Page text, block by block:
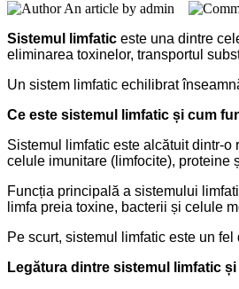
An article by admin
Sistemul limfatic este una dintre
eliminarea toxinelor, transportul
Un sistem limfatic echilibrat
Ce este sistemul limfatic și cum
Sistemul limfatic este alcătuit dintr-
celule imunitare (limfocite), proteine
Funcția principală a sistemului
limfa preia toxine, bacterii și celule
Pe scurt, sistemul limfatic este un
Legătura dintre sistemul limfatic